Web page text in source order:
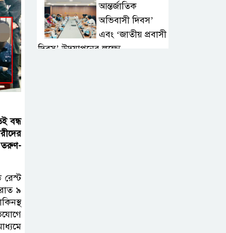
বন্ধ
তরুণ-
রেস্ট
৯
আন্তর্জাতিক
অভিবাসী দিবস’
এবং ‘জাতীয় প্রবাসী
দিবস’ উদযাপনের লক্ষ্যে